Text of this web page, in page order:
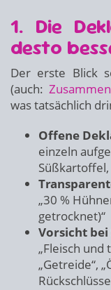
1. Die
desto
Der erste Blick
(auch:
was tatsächlich
Offene
einzeln
Süßkartoffel,
„30 %
getrocknet)“
Vorsicht
„Fleisch und
„Getreide“,